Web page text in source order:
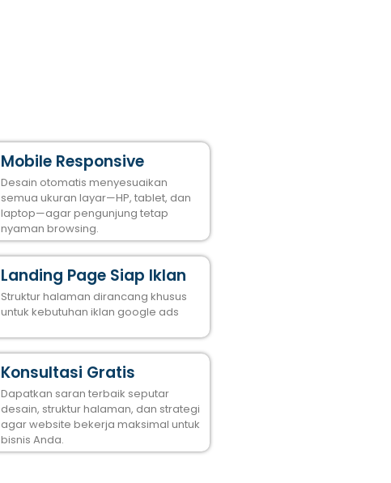
Mobile Responsive
Desain otomatis menyesuaikan
semua ukuran layar—HP, tablet, dan
laptop—agar pengunjung tetap
nyaman browsing.
Landing Page Siap Iklan
Struktur halaman dirancang khusus
untuk kebutuhan iklan google ads
Konsultasi Gratis
Dapatkan saran terbaik seputar
desain, struktur halaman, dan strategi
agar website bekerja maksimal untuk
bisnis Anda.